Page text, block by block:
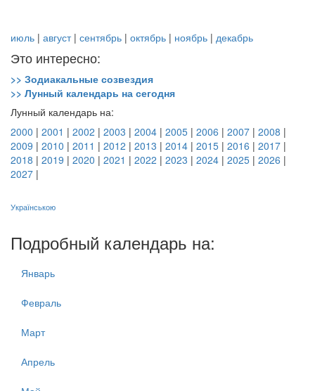
июль | август| сентябрь | октябрь | ноябрь | декабрь
Это интересно:
>> Зодиакальные созвездия
>> Лунный календарь на сегодня
Лунный календарь на:
2000 | 2001 | 2002 | 2003 | 2004 | 2005 | 2006 | 2007 | 2008 |
2009 | 2010 | 2011 | 2012 | 2013 | 2014 | 2015 | 2016 | 2017 |
2018 | 2019 | 2020 | 2021 | 2022 | 2023 | 2024 | 2025 | 2026 |
2027 |
Українською
Подробный календарь на:
Январь
Февраль
Март
Апрель